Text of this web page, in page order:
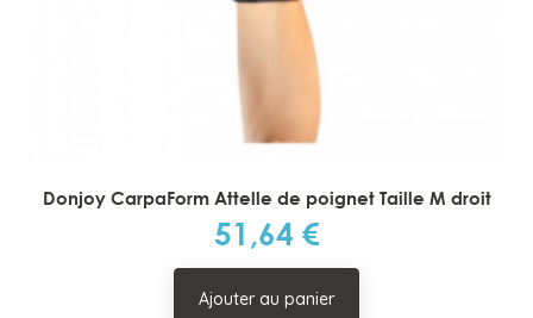
Donjoy CarpaForm Attelle de poignet Taille M droit
Prix
51,64 €
Ajouter au panier